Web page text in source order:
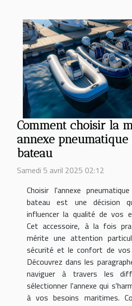
Comment choisir la
annexe
bateau
Samedi 5 avril 2025 02:12
Choisir l'annexe
bateau est une décision
influencer la qualité de vos
Cet accessoire, à la fois
mérite une attention
sécurité et le confort de vos
Découvrez dans les
naviguer à travers les
sélectionner l'annexe qui
à vos besoins maritimes.